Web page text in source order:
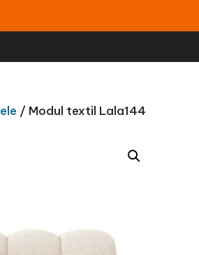
/ Modul textil Lala144